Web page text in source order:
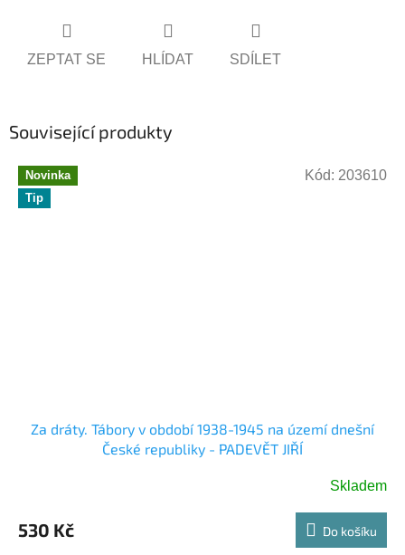
ZEPTAT SE HLÍDAT SDÍLET
Související produkty
Novinka
Tip
Za dráty. Tábory v období 1938-1945 na území dnešní
České republiky - PADEVĚT JIŘÍ
Skladem
530 Kč Do košíku
Kód: 203610